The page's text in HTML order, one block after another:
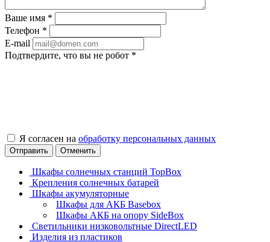
Ваше имя *
Телефон *
E-mail
Подтвердите, что вы не робот *
Я согласен на обработку персональных данных
Отправить Отменить
Шкафы солнечных станций TopBox
Крепления солнечных батарей
Шкафы акумуляторные
Шкафы для АКБ Basebox
Шкафы АКБ на опору SideBox
Светильники низковольтные DirectLED
Изделия из пластиков